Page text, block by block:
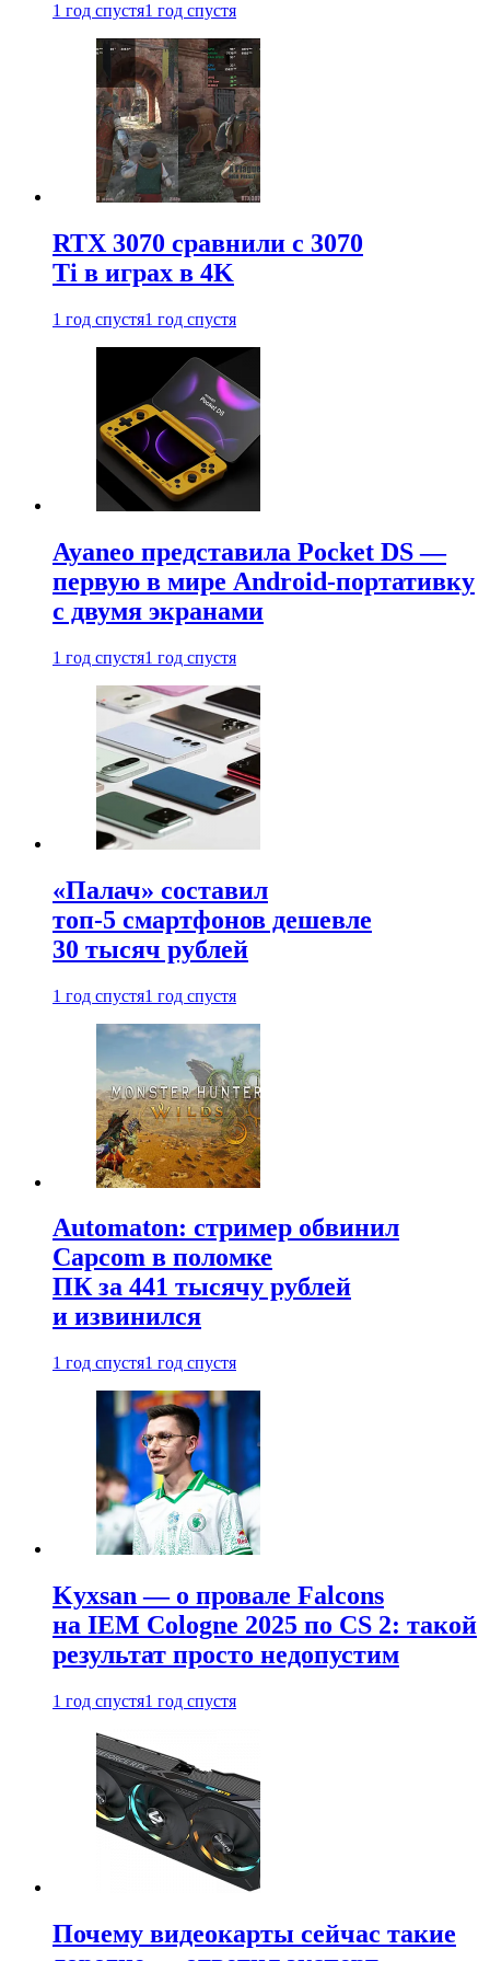
1 год спустя1 год спустя
RTX 3070 сравнили с 3070
Ti в играх в 4K
1 год спустя1 год спустя
Ayaneo представила Pocket DS —
первую в мире Android-портативку
с двумя экранами
1 год спустя1 год спустя
«Палач» составил
топ-5 смартфонов дешевле
30 тысяч рублей
1 год спустя1 год спустя
Automaton: стример обвинил
Capcom в поломке
ПК за 441 тысячу рублей
и извинился
1 год спустя1 год спустя
Kyxsan — о провале Falcons
на IEM Cologne 2025 по CS 2: такой
результат просто недопустим
1 год спустя1 год спустя
Почему видеокарты сейчас такие